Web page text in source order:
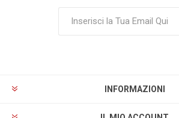
INFORMAZIONI